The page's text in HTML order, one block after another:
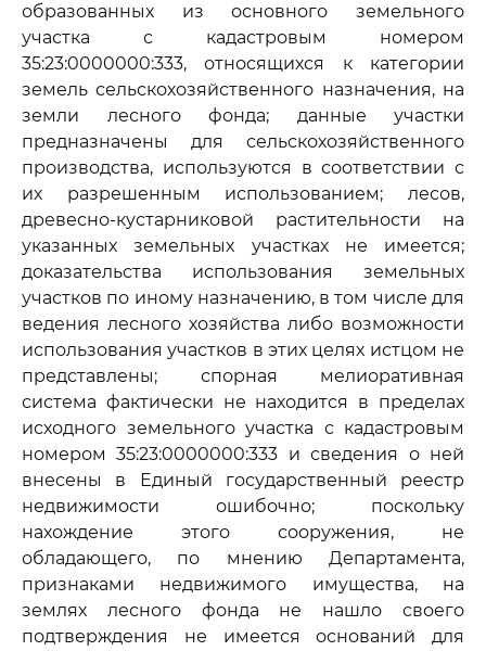
образованных из основного земельного
участка с кадастровым номером
35:23:0000000:333, относящихся к категории
земель сельскохозяйственного назначения, на
земли лесного фонда; данные участки
предназначены для сельскохозяйственного
производства, используются в соответствии с
их разрешенным использованием; лесов,
древесно-кустарниковой растительности на
указанных земельных участках не имеется;
доказательства использования земельных
участков по иному назначению, в том числе для
ведения лесного хозяйства либо возможности
использования участков в этих целях истцом не
представлены; спорная мелиоративная
система фактически не находится в пределах
исходного земельного участка с кадастровым
номером 35:23:0000000:333 и сведения о ней
внесены в Единый государственный реестр
недвижимости ошибочно; поскольку
нахождение этого сооружения, не
обладающего, по мнению Департамента,
признаками недвижимого имущества, на
землях лесного фонда не нашло своего
подтверждения не имеется оснований для